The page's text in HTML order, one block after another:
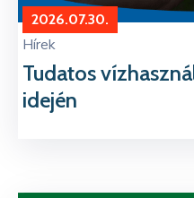
2026.07.30.
Hírek
Tudatos
idején